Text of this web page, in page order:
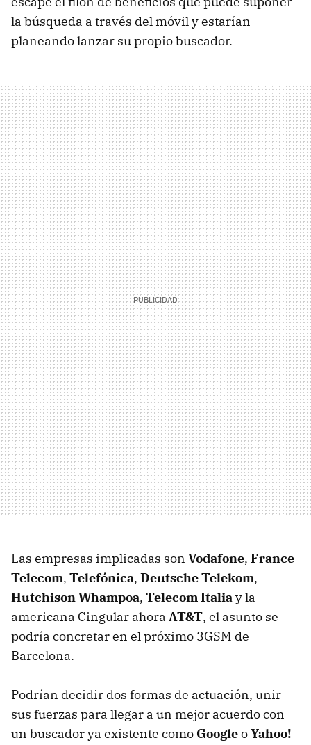
la búsqueda a través del móvil y estarían
planeando lanzar su propio buscador.
Las empresas implicadas son Vodafone, France
Telecom, Telefónica, Deutsche Telekom,
Hutchison Whampoa, Telecom Italiay la
americana Cingular ahora AT&T, el asunto se
podría concretar en el próximo 3GSM de
Barcelona.
Podrían decidir dos formas de actuación, unir
sus fuerzas para llegar a un mejor acuerdo con
un buscador ya existente como GoogleoYahoo!